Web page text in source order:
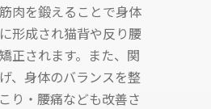
肉を鍛えることで身体
形成され猫背や反り腰
正されます。また、関
、身体のバランスを整
り・腰痛なども改善さ